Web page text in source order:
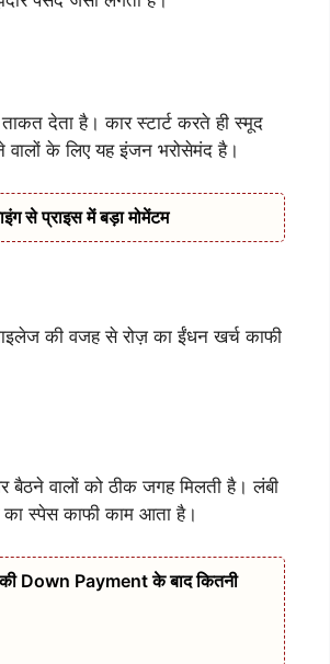
देता है। कार स्टार्ट करते ही स्मूद
वालों के लिए यह इंजन भरोसेमंद है।
से प्राइस में बड़ा मोमेंटम
की वजह से रोज़ का ईंधन खर्च काफी
वालों को ठीक जगह मिलती है। लंबी
का स्पेस काफी काम आता है।
Down Payment के बाद कितनी